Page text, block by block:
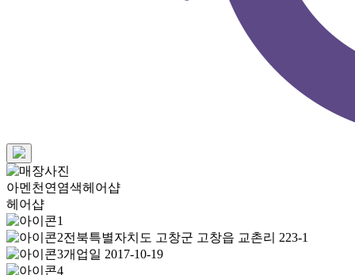
아멘천연염색헤어샵
헤어샵
전북특별자치도 고창군 고창읍 교촌리 223-1
개업일 2017-10-19